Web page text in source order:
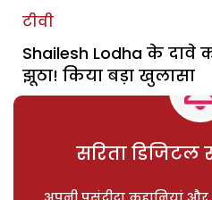
टीवी
Shailesh Lodha के दावे
झूठा! किया बड़ा खुलासा
सरिता डिजिटल